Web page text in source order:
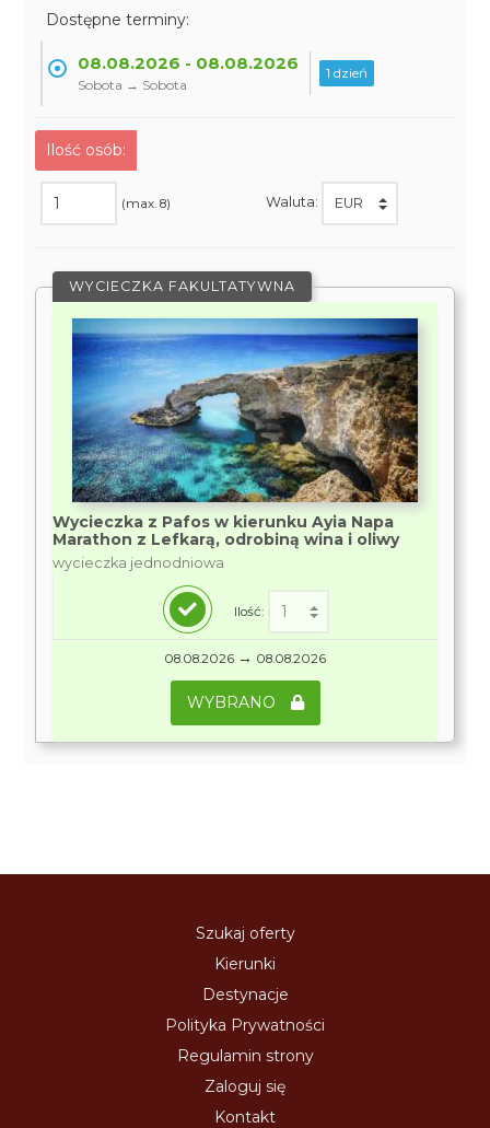
Dostępne terminy:
08.08.2026 - 08.08.2026
Sobota → Sobota
1 dzień
Ilość osób:
(max. 8) Waluta:
WYCIECZKA FAKULTATYWNA
Wycieczka z Pafos w kierunku Ayia Napa
Marathon z Lefkarą, odrobiną wina i oliwy
wycieczka jednodniowa
Ilość:
08.08.2026 → 08.08.2026
WYBRANO
Szukaj oferty
Kierunki
Destynacje
Polityka Prywatności
Regulamin strony
Zaloguj się
Kontakt